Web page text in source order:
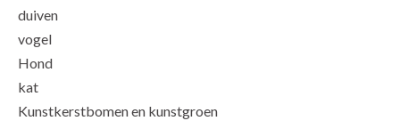
duiven
vogel
Hond
kat
Kunstkerstbomen en kunstgroen